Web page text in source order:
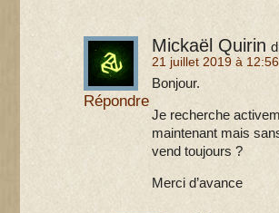
Mickaël Quirin
21 juillet 2019 à 12:56
Bonjour.
Je recherche
maintenant mais
vend toujours ?
Merci d’avance
Répondre